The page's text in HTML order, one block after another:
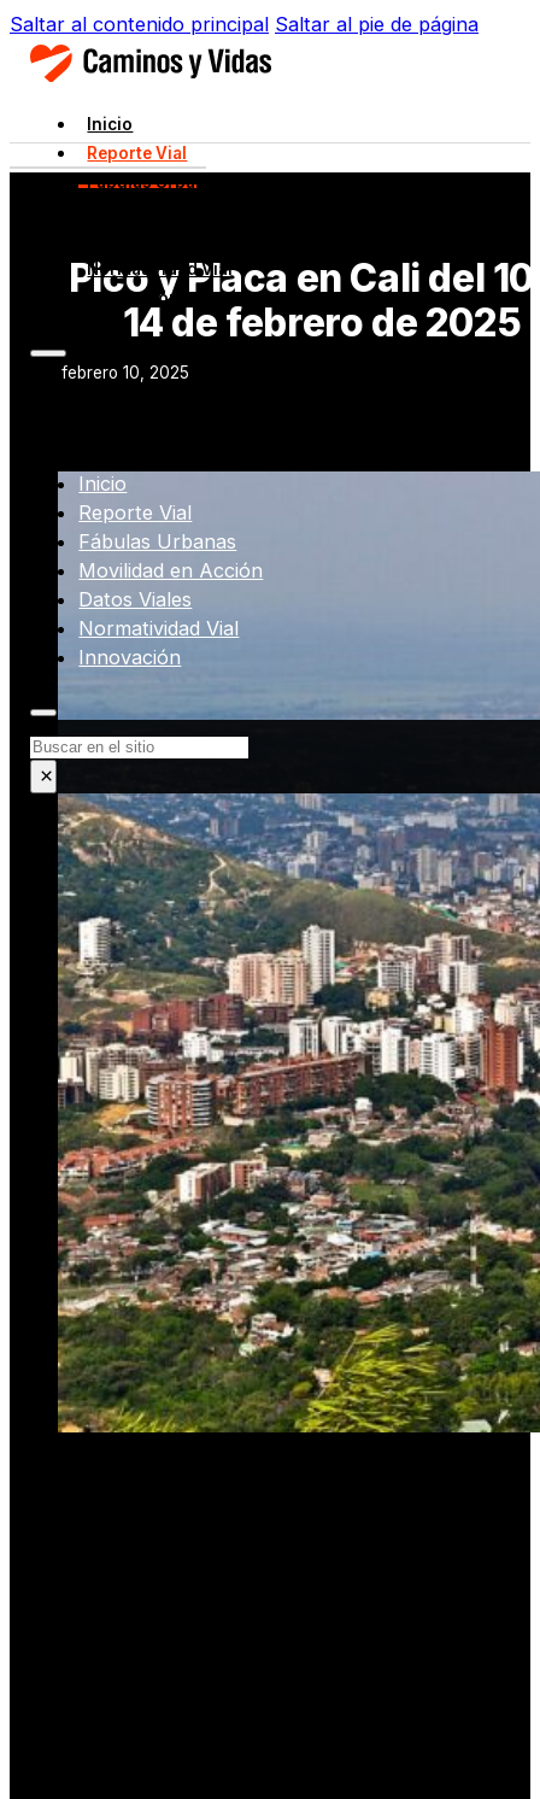
Saltar al contenido principal Saltar al pie de página
Inicio
Reporte Vial
Fábulas Urbanas
Normatividad Vial
Innovación
Inicio
Reporte Vial
Fábulas Urbanas
Movilidad en Acción
Datos Viales
Normatividad Vial
Innovación
Buscar
×
Pico y Placa en Cali del
14 de febrero de 2025
febrero 10, 2025